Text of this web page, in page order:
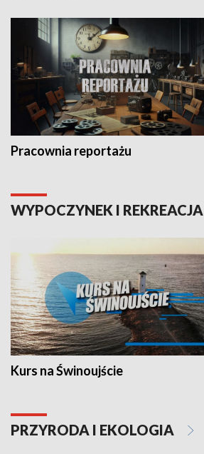
Pracownia reportażu
WYPOCZYNEK I REKREACJA
Kurs na Świnoujście
PRZYRODA I EKOLOGIA